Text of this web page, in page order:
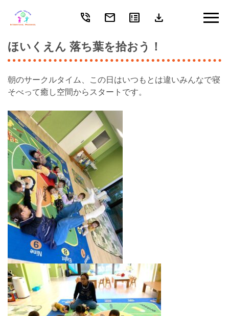
Skip
content
phone_in_talk mail breaking_news download
ほいくえん 落ち葉を拾おう！
朝のサークルタイム、この日はいつもとは違いみんなで寝
そべって癒し空間からスタートです。